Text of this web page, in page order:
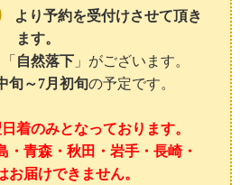
より予約を受付けさせて頂き
ます。
自然落下 」がございます。
旬～7月初旬の予定です。
着のみとなっております。
・青森・秋田・岩手・長崎・
お届けできません。